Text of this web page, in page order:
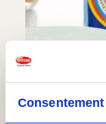
Consentement